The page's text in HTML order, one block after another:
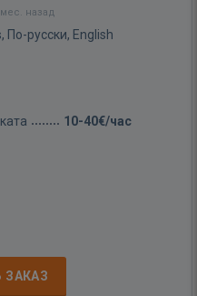
назад
По-русски, English
10-40€/час
ЗАКАЗ